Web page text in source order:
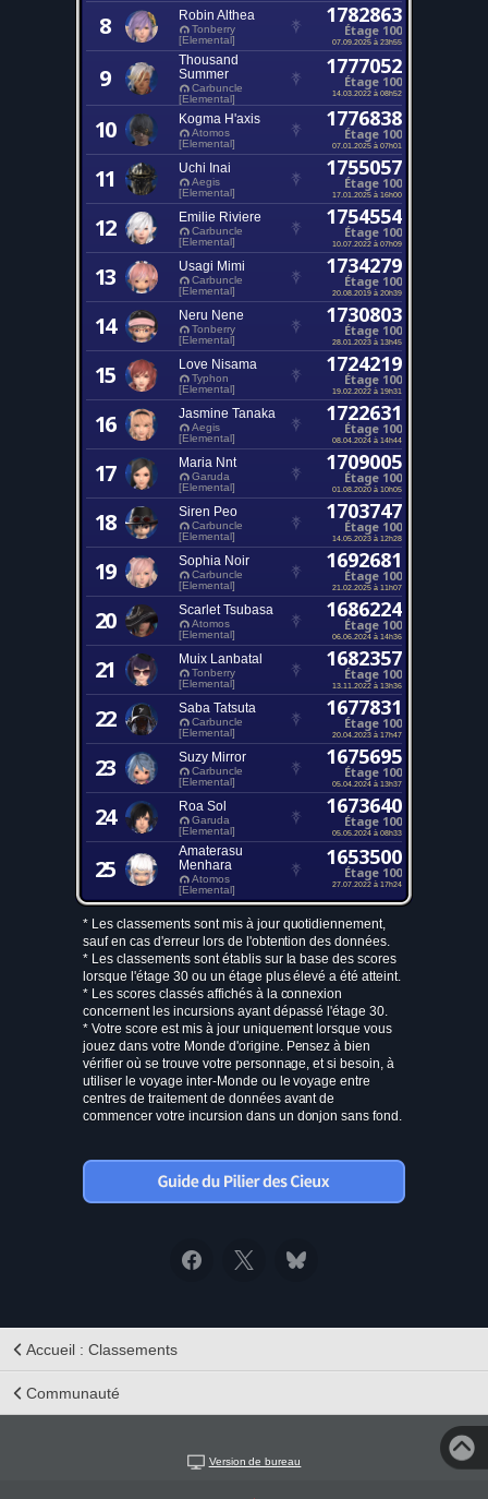
8 Robin Althea
Tonberry
[Elemental]
1782863
Étage 100
07.09.2025 à 23h55
9
Thousand
Summer
Carbuncle
[Elemental]
1777052
Étage 100
14.03.2022 à 08h52
10 Kogma H'axis
Atomos
[Elemental]
1776838
Étage 100
07.01.2025 à 07h01
11 Uchi Inai
Aegis
[Elemental]
1755057
Étage 100
17.01.2025 à 16h00
12 Emilie Riviere
Carbuncle
[Elemental]
1754554
Étage 100
10.07.2022 à 07h09
13 Usagi Mimi
Carbuncle
[Elemental]
1734279
Étage 100
20.08.2019 à 20h39
14 Neru Nene
Tonberry
[Elemental]
1730803
Étage 100
28.01.2023 à 13h45
15 Love Nisama
Typhon
[Elemental]
1724219
Étage 100
19.02.2022 à 19h31
16 Jasmine Tanaka
Aegis
[Elemental]
1722631
Étage 100
08.04.2024 à 14h44
17 Maria Nnt
Garuda
[Elemental]
1709005
Étage 100
01.08.2020 à 10h05
18 Siren Peo
Carbuncle
[Elemental]
1703747
Étage 100
14.05.2023 à 12h28
19 Sophia Noir
Carbuncle
[Elemental]
1692681
Étage 100
21.02.2025 à 11h07
20 Scarlet Tsubasa
Atomos
[Elemental]
1686224
Étage 100
06.06.2024 à 14h36
21 Muix Lanbatal
Tonberry
[Elemental]
1682357
Étage 100
13.11.2022 à 13h36
22 Saba Tatsuta
Carbuncle
[Elemental]
1677831
Étage 100
20.04.2023 à 17h47
23 Suzy Mirror
Carbuncle
[Elemental]
1675695
Étage 100
05.04.2024 à 13h37
24 Roa Sol
Garuda
[Elemental]
1673640
Étage 100
05.05.2024 à 08h33
25
Amaterasu
Menhara
Atomos
[Elemental]
1653500
Étage 100
27.07.2022 à 17h24
* Les classements sont mis à jour quotidiennement,
sauf en cas d'erreur lors de l'obtention des données.
* Les classements sont établis sur la base des scores
lorsque l'étage 30 ou un étage plus élevé a été atteint.
* Les scores classés affichés à la connexion
concernent les incursions ayant dépassé l'étage 30.
* Votre score est mis à jour uniquement lorsque vous
jouez dans votre Monde d'origine. Pensez à bien
vérifier où se trouve votre personnage, et si besoin, à
utiliser le voyage inter-Monde ou le voyage entre
centres de traitement de données avant de
commencer votre incursion dans un donjon sans fond.
Accueil : Classements
Communauté
Version de bureau